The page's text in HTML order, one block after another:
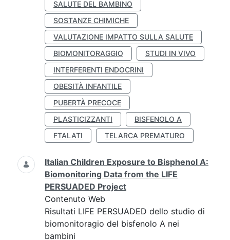
SALUTE DEL BAMBINO
SOSTANZE CHIMICHE
VALUTAZIONE IMPATTO SULLA SALUTE
BIOMONITORAGGIO
STUDI IN VIVO
INTERFERENTI ENDOCRINI
OBESITÀ INFANTILE
PUBERTÀ PRECOCE
PLASTICIZZANTI
BISFENOLO A
FTALATI
TELARCA PREMATURO
Italian Children Exposure to Bisphenol A:
Biomonitoring Data from the LIFE
PERSUADED Project
Contenuto Web
Risultati LIFE PERSUADED dello studio di
biomonitoragio del bisfenolo A nei
bambini